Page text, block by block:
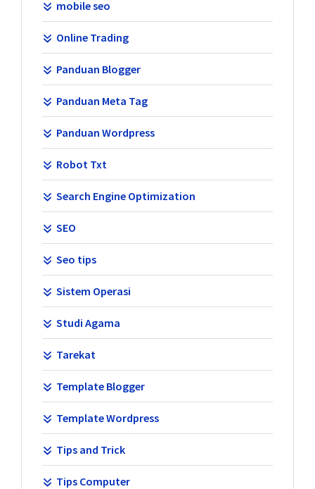
mobile seo
Online Trading
Panduan Blogger
Panduan Meta Tag
Panduan Wordpress
Robot Txt
Search Engine Optimization
SEO
Seo tips
Sistem Operasi
Studi Agama
Tarekat
Template Blogger
Template Wordpress
Tips and Trick
Tips Computer